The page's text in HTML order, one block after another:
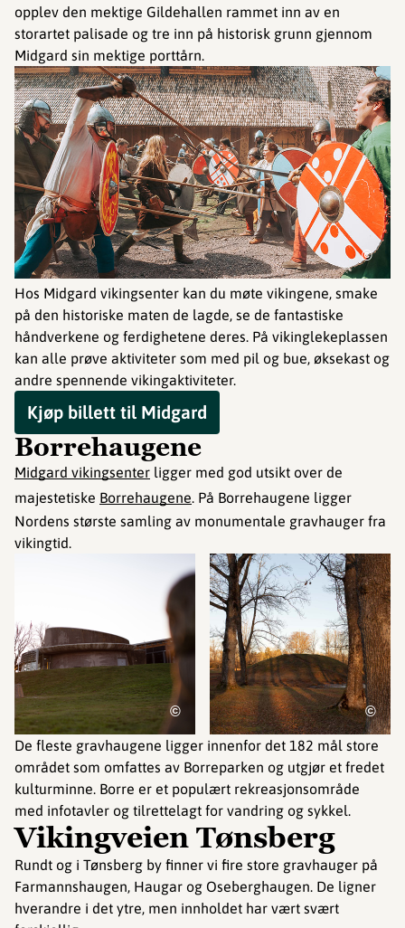
opplev den mektige Gildehallen rammet inn av en
storartet palisade og tre inn på historisk grunn gjennom
Midgard sin mektige porttårn.
©
Hos Midgard vikingsenter kan du møte vikingene, smake
på den historiske maten de lagde, se de fantastiske
håndverkene og ferdighetene deres. På vikinglekeplassen
kan alle prøve aktiviteter som med pil og bue, øksekast og
andre spennende vikingaktiviteter.
Kjøp billett til Midgard
Borrehaugene
Midgard vikingsenter ligger med god utsikt over de
majestetiske Borrehaugene. På Borrehaugene ligger
Nordens største samling av monumentale gravhauger fra
vikingtid.
© ©
De fleste gravhaugene ligger innenfor det 182 mål store
området som omfattes av Borreparken og utgjør et fredet
kulturminne. Borre er et populært rekreasjonsområde
med infotavler og tilrettelagt for vandring og sykkel.
Vikingveien Tønsberg
Rundt og i Tønsberg by finner vi fire store gravhauger på
Farmannshaugen, Haugar og Oseberghaugen. De ligner
hverandre i det ytre, men innholdet har vært svært